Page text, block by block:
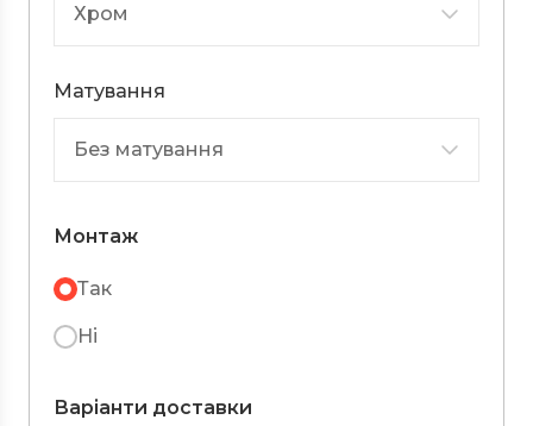
Матування
Монтаж
Так
Ні
Варіанти доставки